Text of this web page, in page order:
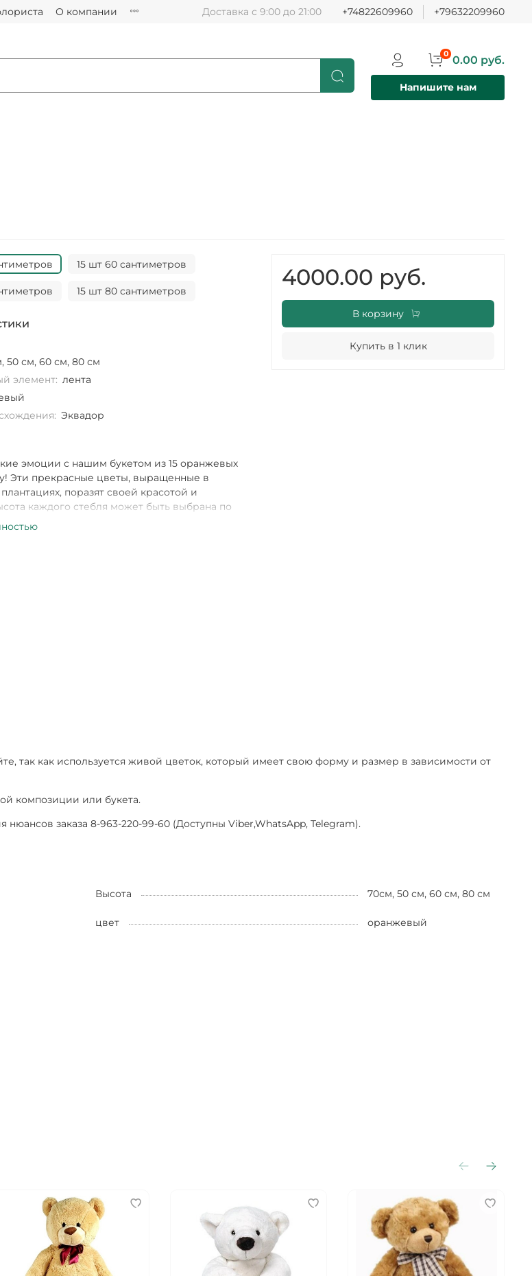
О компании Доставка с 9:00 до 21:00 +74822609960 +79632209960
0 0.00 руб.
Напишите нам
15 шт 60 сантиметров
15 шт 80 сантиметров
50 см, 60 см, 80 см
элемент: лента
Эквадор
эмоции с нашим букетом из 15 оранжевых
Эти прекрасные цветы, выращенные в
поразят своей красотой и
каждого стебля может быть выбрана по
- от 50 до 80 см. Декоративная белая лента
4000.00 руб.
В корзину
Купить в 1 клик
так как используется живой цветок, который имеет свою форму и размер в зависимости от
композиции или букета.
заказа 8-963-220-99-60 (Доступны Viber,WhatsApp, Telegram).
Высота 70см, 50 см, 60 см, 80 см
цвет оранжевый